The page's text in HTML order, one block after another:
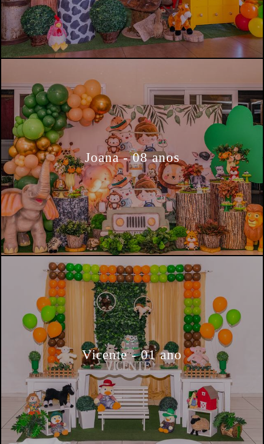
Joana - 08 anos
Vicente - 01 ano